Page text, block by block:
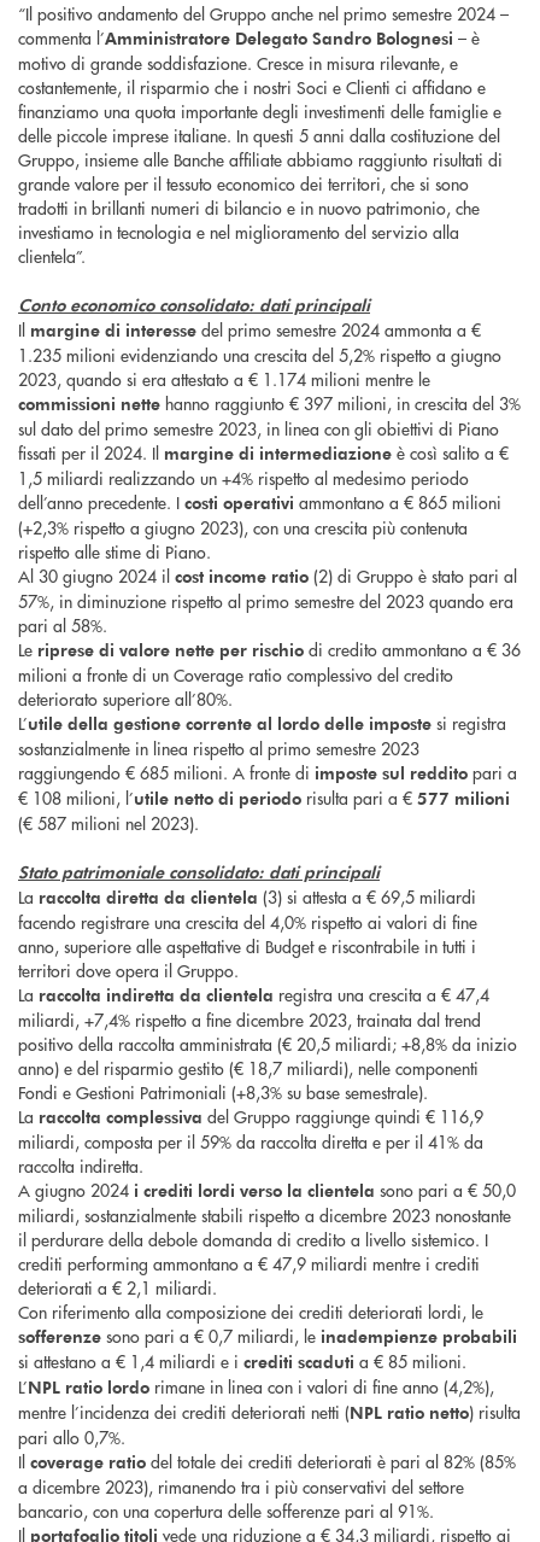
“Il positivo andamento del Gruppo anche nel primo semestre 2024 –
commenta l’Amministratore Delegato Sandro Bolognesi – è
motivo di grande soddisfazione. Cresce in misura rilevante, e
costantemente, il risparmio che i nostri Soci e Clienti ci affidano e
finanziamo una quota importante degli investimenti delle famiglie e
delle piccole imprese italiane. In questi 5 anni dalla costituzione del
Gruppo, insieme alle Banche affiliate abbiamo raggiunto risultati di
grande valore per il tessuto economico dei territori, che si sono
tradotti in brillanti numeri di bilancio e in nuovo patrimonio, che
investiamo in tecnologia e nel miglioramento del servizio alla
clientela”.
Conto economico consolidato: dati principali
Il margine di interesse del primo semestre 2024 ammonta a €
1.235 milioni evidenziando una crescita del 5,2% rispetto a giugno
2023, quando si era attestato a € 1.174 milioni mentre le
commissioni nette hanno raggiunto € 397 milioni, in crescita del 3%
sul dato del primo semestre 2023, in linea con gli obiettivi di Piano
fissati per il 2024. Il margine di intermediazione è così salito a €
1,5 miliardi realizzando un +4% rispetto al medesimo periodo
dell’anno precedente. I costi operativi ammontano a € 865 milioni
(+2,3% rispetto a giugno 2023), con una crescita più contenuta
rispetto alle stime di Piano.
Al 30 giugno 2024 il cost income ratio (2) di Gruppo è stato pari al
57%, in diminuzione rispetto al primo semestre del 2023 quando era
pari al 58%.
Le riprese di valore nette per rischio di credito ammontano a € 36
milioni a fronte di un Coverage ratio complessivo del credito
deteriorato superiore all’80%.
L’utile della gestione corrente al lordo delle imposte si registra
sostanzialmente in linea rispetto al primo semestre 2023
raggiungendo € 685 milioni. A fronte di imposte sul reddito pari a
€ 108 milioni, l’utile netto di periodo risulta pari a € 577 milioni
(€ 587 milioni nel 2023).
Stato patrimoniale consolidato: dati principali
La raccolta diretta da clientela (3) si attesta a € 69,5 miliardi
facendo registrare una crescita del 4,0% rispetto ai valori di fine
anno, superiore alle aspettative di Budget e riscontrabile in tutti i
territori dove opera il Gruppo.
La raccolta indiretta da clientela registra una crescita a € 47,4
miliardi, +7,4% rispetto a fine dicembre 2023, trainata dal trend
positivo della raccolta amministrata (€ 20,5 miliardi; +8,8% da inizio
anno) e del risparmio gestito (€ 18,7 miliardi), nelle componenti
Fondi e Gestioni Patrimoniali (+8,3% su base semestrale).
La raccolta complessiva del Gruppo raggiunge quindi € 116,9
miliardi, composta per il 59% da raccolta diretta e per il 41% da
raccolta indiretta.
A giugno 2024 i crediti lordi verso la clientela sono pari a € 50,0
miliardi, sostanzialmente stabili rispetto a dicembre 2023 nonostante
il perdurare della debole domanda di credito a livello sistemico. I
crediti performing ammontano a € 47,9 miliardi mentre i crediti
deteriorati a € 2,1 miliardi.
Con riferimento alla composizione dei crediti deteriorati lordi, le
sofferenze sono pari a € 0,7 miliardi, le inadempienze probabili
si attestano a € 1,4 miliardi e i crediti scaduti a € 85 milioni.
L’NPL ratio lordo rimane in linea con i valori di fine anno (4,2%),
mentre l’incidenza dei crediti deteriorati netti (NPL ratio netto) risulta
pari allo 0,7%.
Il coverage ratio del totale dei crediti deteriorati è pari al 82% (85%
a dicembre 2023), rimanendo tra i più conservativi del settore
bancario, con una copertura delle sofferenze pari al 91%.
Il portafoglio titoli vede una riduzione a € 34,3 miliardi, rispetto ai